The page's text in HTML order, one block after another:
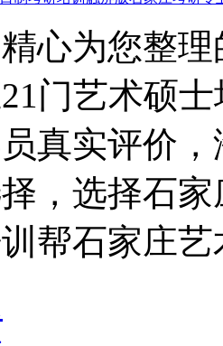
心为您整
门艺术硕
真实评价
，选择石
帮石家庄